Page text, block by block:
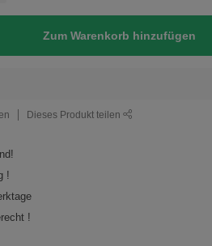
Zum Warenkorb hinzufügen
Dieses Produkt teilen
!
!